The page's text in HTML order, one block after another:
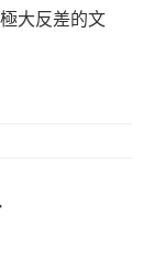
大反差的文